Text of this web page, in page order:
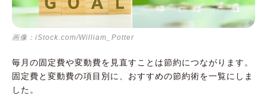
17.食費：買い物の回数を減らしてまとめ買い
18.食費：その日安い食材と残りもので献立を
19.食費：コンビニでの買い物はできるだけ避
ける
画像：iStock.com/William_Potter
毎月の固定費や変動費を見直すことは節約につながります。
固定費と変動費の項目別に、おすすめの節約術を一覧にしま
した。